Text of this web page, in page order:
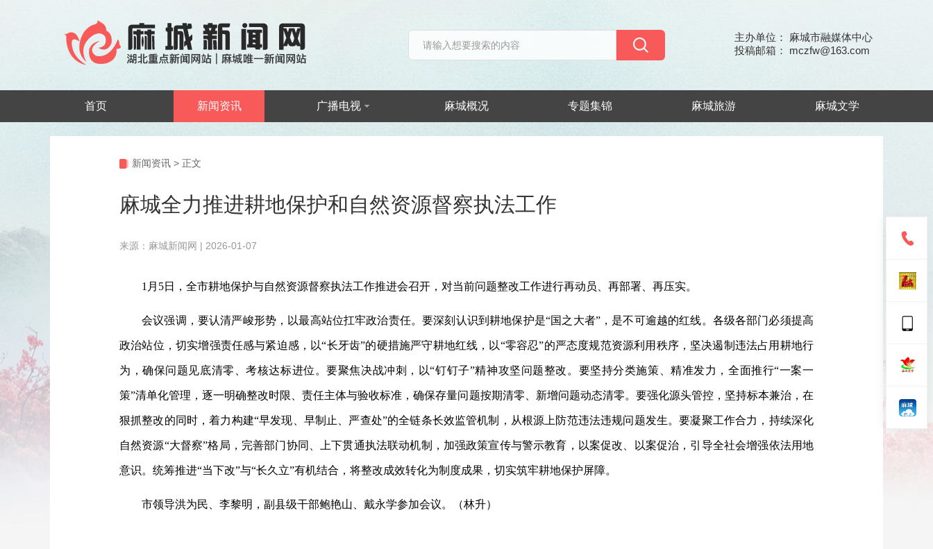
主办单位： 麻城市融媒体中心
投稿邮箱： mczfw@163.com
首页 新闻资讯 广播电视 麻城概况 专题集锦 麻城旅游 麻城文学
新闻资讯 > 正文
麻城全力推进耕地保护和自然资源督察执法工作
来源：麻城新闻网 | 2026-01-07
1月5日，全市耕地保护与自然资源督察执法工作推进会召开，对当前问题整改工作进行再动员、再部署、再压实。
会议强调，要认清严峻形势，以最高站位扛牢政治责任。要深刻认识到耕地保护是“国之大者”，是不可逾越的红线。各级各部门必须提高
政治站位，切实增强责任感与紧迫感，以“长牙齿”的硬措施严守耕地红线，以“零容忍”的严态度规范资源利用秩序，坚决遏制违法占用耕地行
为，确保问题见底清零、考核达标进位。要聚焦决战冲刺，以“钉钉子”精神攻坚问题整改。要坚持分类施策、精准发力，全面推行“一案一
策”清单化管理，逐一明确整改时限、责任主体与验收标准，确保存量问题按期清零、新增问题动态清零。要强化源头管控，坚持标本兼治，在
狠抓整改的同时，着力构建“早发现、早制止、严查处”的全链条长效监管机制，从根源上防范违法违规问题发生。要凝聚工作合力，持续深化
自然资源“大督察”格局，完善部门协同、上下贯通执法联动机制，加强政策宣传与警示教育，以案促改、以案促治，引导全社会增强依法用地
意识。统筹推进“当下改”与“长久立”有机结合，将整改成效转化为制度成果，切实筑牢耕地保护屏障。
市领导洪为民、李黎明，副县级干部鲍艳山、戴永学参加会议。（林升）